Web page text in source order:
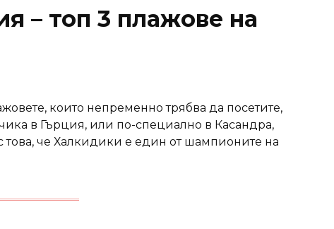
– топ 3 плажове на
които непременно трябва да посетите,
в Гърция, или по-специално в Касандра,
че Халкидики е един от шампионите на